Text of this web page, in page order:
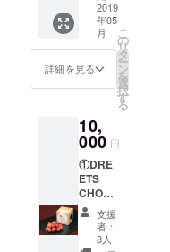
桃） 3
個 内
容量13
ｇ
③DRE
リン
ゴ） 3
個 内
容量13
ｇ の
お届け
は2019
年10月
ごろの
ETS（
苺・巨
峰・
桃） 2
個 内
容量13
ｇ
ETS（
苺・不
知火・
りん
ご） 2
個 内
容量13
ｇ ④サ
クサク
2019
年05
月
詳細を見る
こ
の
リ
タ
ー
ン
を
選
択
す
る
10,
000 円
①DRE
ETS
CHOCO
LAT 4
個 内
容量50
支援
者：
8人